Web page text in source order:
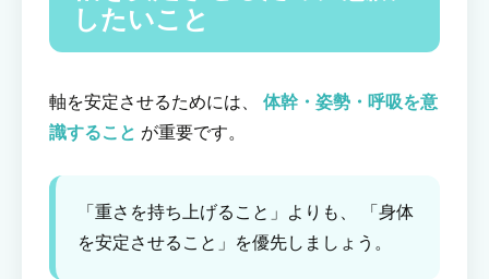
したいこと
軸を安定させるためには、 体幹・姿勢・呼吸を意
識すること が重要です。
「重さを持ち上げること」よりも、 「身体
を安定させること」を優先しましょう。